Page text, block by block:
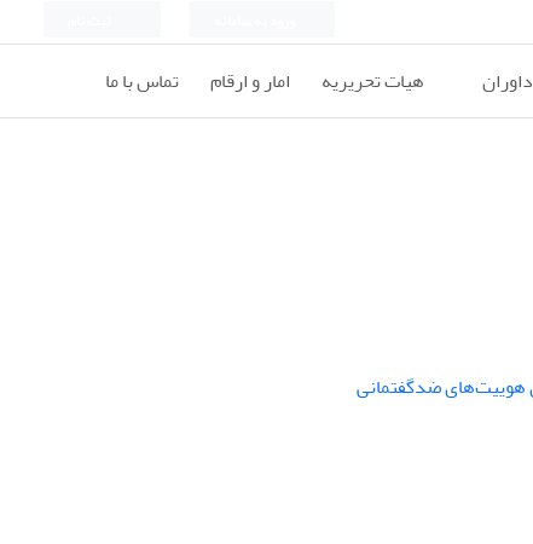
داوران هیات تحریریه امار و ارقام تماس با ما